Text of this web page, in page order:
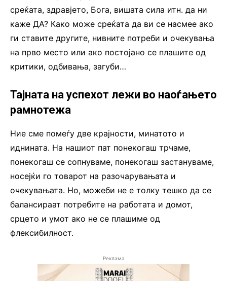
среќата, здравјето, Бога, вишата сила итн. да ни
каже ДА? Како може среќата да ви се насмее ако
ги ставите другите, нивните потреби и очекувања
на прво место или ако постојано се плашите од
критики, одбивања, загуби…
Тајната на успехот лежи во наоѓањето
рамнотежа
Ние сме помеѓу две крајности, минатото и
иднината. На нашиот пат понекогаш трчаме,
понекогаш се сопнуваме, понекогаш застануваме,
носејќи го товарот на разочарувањата и
очекувањата. Но, можеби не е толку тешко да се
балансираат потребите на работата и домот,
срцето и умот ако не се плашиме од
флексибилност.
Реклама